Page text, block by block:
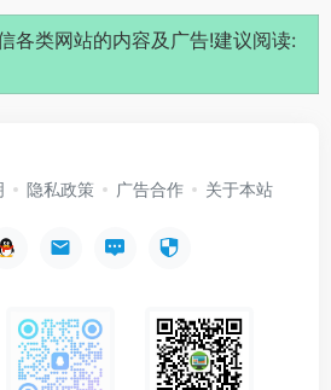
各类网站的内容及广告!建议阅读:
隐私政策 广告合作 关于本站